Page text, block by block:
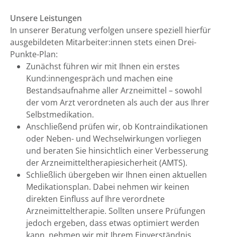
Unsere Leistungen
In unserer Beratung verfolgen unsere speziell hierfür
ausgebildeten Mitarbeiter:innen stets einen Drei-
Punkte-Plan:
Zunächst führen wir mit Ihnen ein erstes
Kund:innengespräch und machen eine
Bestandsaufnahme aller Arzneimittel – sowohl
der vom Arzt verordneten als auch der aus Ihrer
Selbstmedikation.
Anschließend prüfen wir, ob Kontraindikationen
oder Neben- und Wechselwirkungen vorliegen
und beraten Sie hinsichtlich einer Verbesserung
der Arzneimitteltherapiesicherheit (AMTS).
Schließlich übergeben wir Ihnen einen aktuellen
Medikationsplan. Dabei nehmen wir keinen
direkten Einfluss auf Ihre verordnete
Arzneimitteltherapie. Sollten unsere Prüfungen
jedoch ergeben, dass etwas optimiert werden